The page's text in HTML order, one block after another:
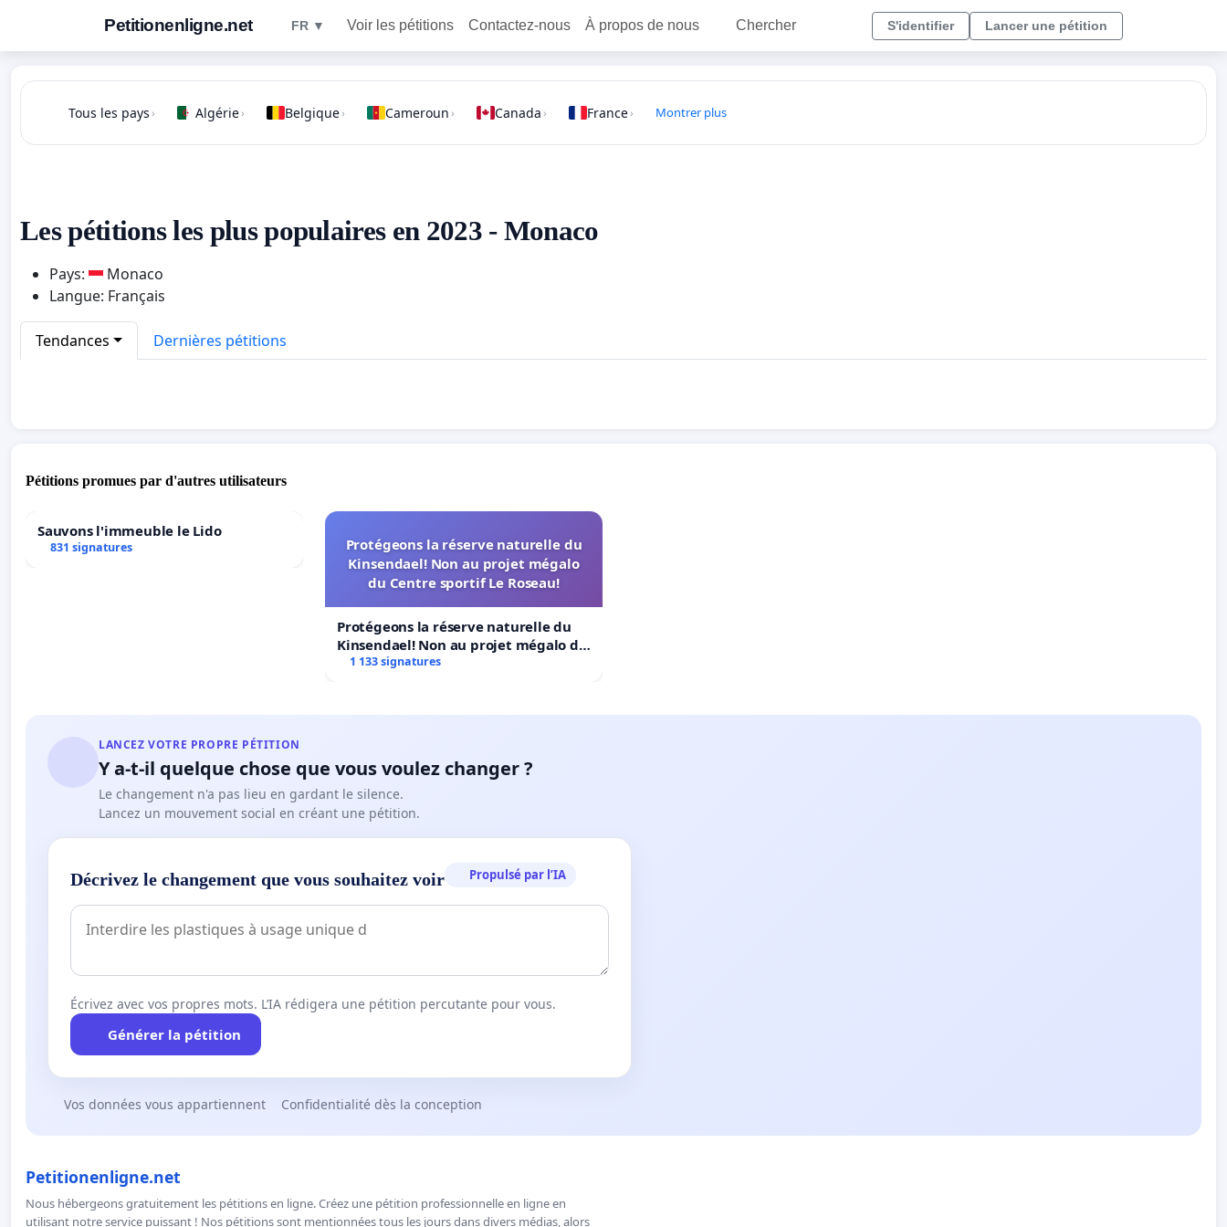
Petitionenligne.net FR ▼ Voir les pétitions Contactez-nous À propos de nous Chercher S'identifier Lancer une pétition
Tous les pays › Algérie› Belgique› Cameroun › Canada › France› Montrer plus
Les pétitions les plus populaires en 2023 - Monaco
Pays:
Monaco
Langue: Français
Tendances Dernières pétitions
Pétitions promues par d'autres utilisateurs
Sauvons l'immeuble le Lido
831 signatures
Protégeons la réserve naturelle du
Kinsendael! Non au projet mégalo
du Centre sportif Le Roseau!
Protégeons la réserve naturelle du
Kinsendael! Non au projet mégalo du
Centre sportif Le Roseau!
1 133 signatures
LANCEZ VOTRE PROPRE PÉTITION
Y a-t-il quelque chose que vous voulez changer ?
Le changement n'a pas lieu en gardant le silence.
Lancez un mouvement social en créant une pétition.
Décrivez le changement que vous souhaitez voir Propulsé par l’IA
Écrivez avec vos propres mots. L’IA rédigera une pétition percutante pour vous.
Générer la pétition
Vos données vous appartiennent Confidentialité dès la conception
Petitionenligne.net
Nous hébergeons gratuitement les pétitions en ligne. Créez une pétition professionnelle en ligne en
utilisant notre service puissant ! Nos pétitions sont mentionnées tous les jours dans divers médias, alors